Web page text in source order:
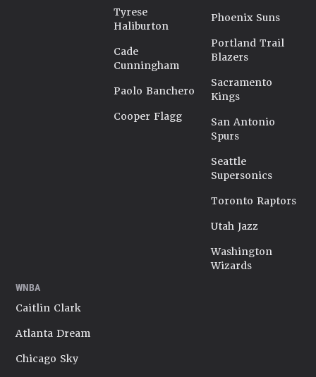
Tyrese
Haliburton
Cade
Cunningham
Paolo Banchero
Cooper Flagg
Phoenix Suns
Portland Trail
Blazers
Sacramento
Kings
San Antonio
Spurs
Seattle
Supersonics
Toronto Raptors
Utah Jazz
Washington
Wizards
WNBA
Caitlin Clark
Atlanta Dream
Chicago Sky